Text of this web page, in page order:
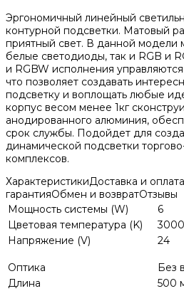
Эргономичный линейный
контурной подсветки. Матовый
приятный свет. В данной модели
белые светодиоды, так и RGB и
и RGBW исполнения
что позволяет создавать
подсветку и воплощать любые
корпус весом менее 1кг
анодированного алюминия,
срок службы. Подойдет для
динамической подсветки
комплексов.
ХарактеристикиДоставка и оплата
гарантияОбмен и возвратОтзывы
Мощность системы (W)
6
Цветовая температура (K)
3000
Напряжение (V)
24
Оптика
Без
Длина
500